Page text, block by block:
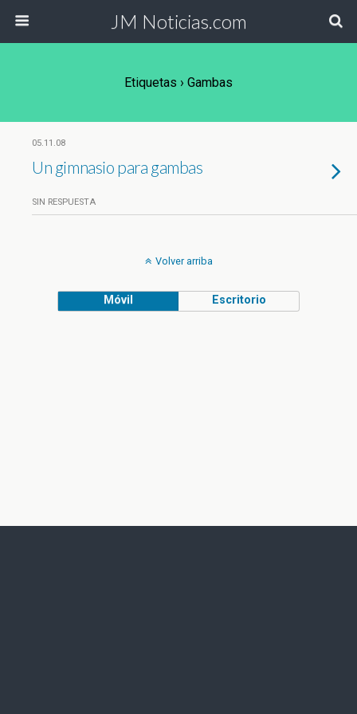
JM Noticias.com
Etiquetas › Gambas
05.11.08
Un gimnasio para gambas
SIN RESPUESTA
Volver arriba
Móvil Escritorio